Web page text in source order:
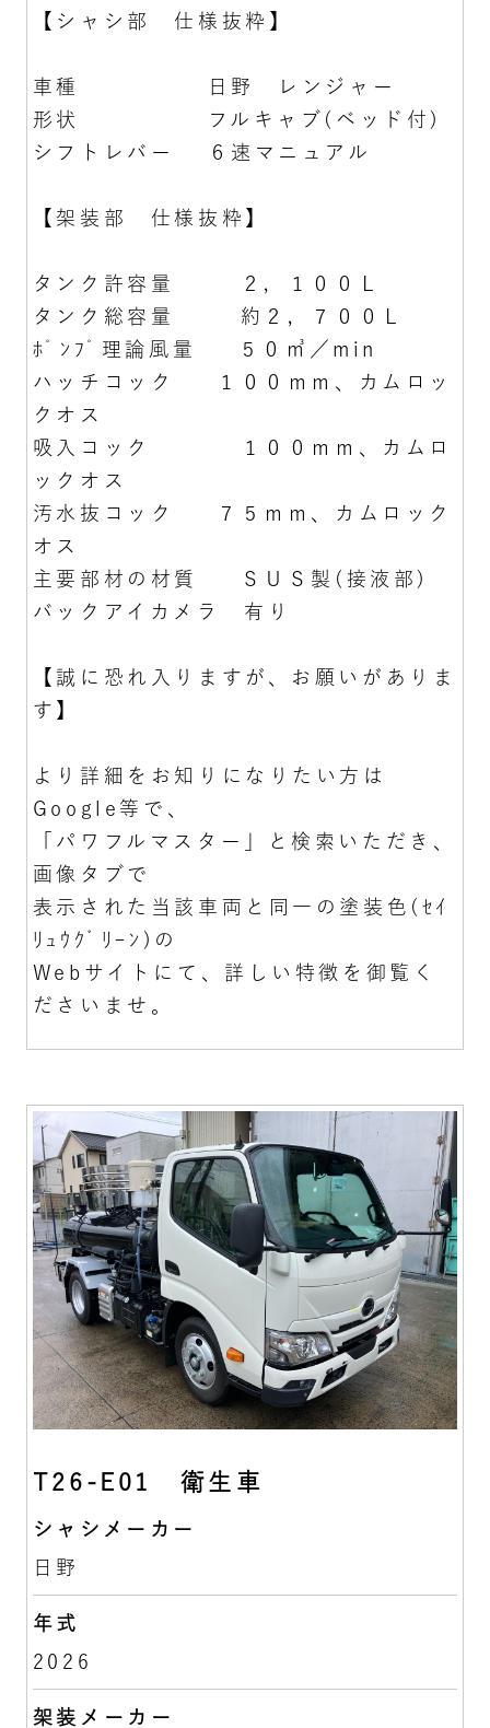
【シャシ部 仕様抜粋】
車種 日野 レンジャー
形状 フルキャブ(ベッド付)
シフトレバー ６速マニュアル
【架装部 仕様抜粋】
タンク許容量 ２，１００Ｌ
タンク総容量 約２，７００Ｌ
ﾎﾟﾝﾌﾟ理論風量 ５０㎥／min
ハッチコック １００ｍｍ、カムロッ
クオス
吸入コック １００ｍｍ、カムロ
ックオス
汚水抜コック ７５ｍｍ、カムロック
オス
主要部材の材質 ＳＵＳ製(接液部)
バックアイカメラ 有り
【誠に恐れ入りますが、お願いがありま
す】
より詳細をお知りになりたい方は
Google等で、
「パワフルマスター」と検索いただき、
画像タブで
表示された当該車両と同一の塗装色(ｾｲ
ﾘｭｳｸﾞﾘｰﾝ)の
Webサイトにて、詳しい特徴を御覧く
ださいませ。
T26-E01 衛生車
シャシメーカー
日野
年式
2026
架装メーカー